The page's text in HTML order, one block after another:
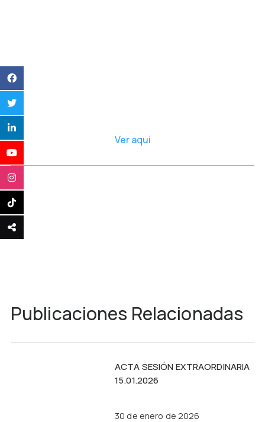
Ver aquí
Publicaciones Relacionadas
ACTA SESIÓN EXTRAORDINARIA
15.01.2026
30 de enero de 2026